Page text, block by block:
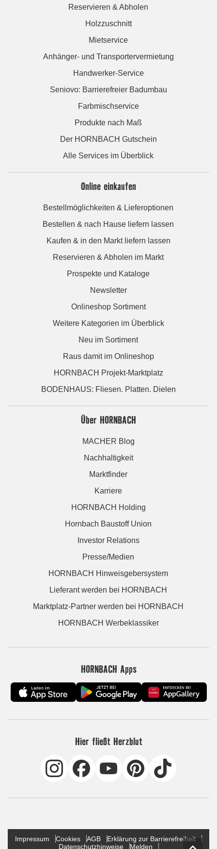
Reservieren & Abholen
Holzzuschnitt
Mietservice
Anhänger- und Transportervermietung
Handwerker-Service
Seniovo: Barrierefreier Badumbau
Farbmischservice
Produkte nach Maß
Der HORNBACH Gutschein
Alle Services im Überblick
Online einkaufen
Bestellmöglichkeiten & Lieferoptionen
Bestellen & nach Hause liefern lassen
Kaufen & in den Markt liefern lassen
Reservieren & Abholen im Markt
Prospekte und Kataloge
Newsletter
Onlineshop Sortiment
Weitere Kategorien im Überblick
Neu im Sortiment
Raus damit im Onlineshop
HORNBACH Projekt-Marktplatz
BODENHAUS: Fliesen. Platten. Dielen
Über HORNBACH
MACHER Blog
Nachhaltigkeit
Marktfinder
Karriere
HORNBACH Holding
Hornbach Baustoff Union
Investor Relations
Presse/Medien
HORNBACH Hinweisgebersystem
Lieferant werden bei HORNBACH
Marktplatz-Partner werden bei HORNBACH
HORNBACH Werbeklassiker
HORNBACH Apps
Hier fließt Herzblut
Impressum Cookies AGB
Erklärung zur Barrierefreiheit
Datenschutzhinweise
Melden